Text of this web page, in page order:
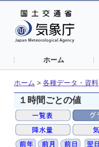
ホーム
ホーム > 各種データ・資料
１時間ごとの値